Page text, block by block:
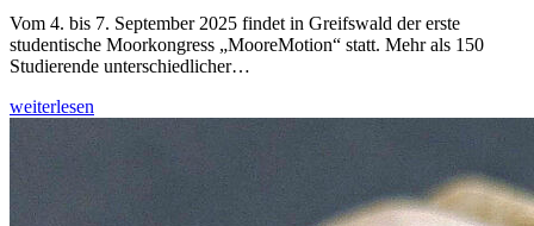
Vom 4. bis 7. September 2025 findet in Greifswald der erste
studentische Moorkongress „MooreMotion“ statt. Mehr als 150
Studierende unterschiedlicher…
weiterlesen